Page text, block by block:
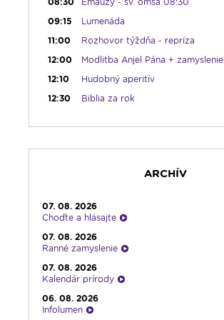
09:15
Lumenáda
11:00
Rozhovor týždňa - repríza
12:00
Modlitba Anjel Pána + zamyslenie
12:10
Hudobný aperitív
12:30
Biblia za rok
Emauzy - sv. omša 18:00
19:30
Vešpery
19:45
Rádio Vatikán - SK
20:00
Rozprávka na dobrú noc
20:10
Večera u Slováka
21:10
Spoznávame Bibliu
ARCHÍV
07. 08. 2026
Choďte a hlásajte
07. 08. 2026
Ranné zamyslenie
07. 08. 2026
Kalendár prírody
06. 08. 2026
Infolumen